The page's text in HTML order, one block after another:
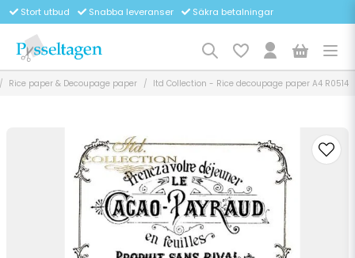
Stort utbud Snabba leveranser Säkra betalningar
Rice paper & Decoupage paper Itd Collection - Rice decoupage paper A4 R0514